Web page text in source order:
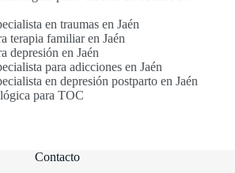
en traumas en Jaén
terapia familiar en Jaén
depresión en Jaén
para adicciones en Jaén
en depresión postparto en Jaén
para TOC
Contacto